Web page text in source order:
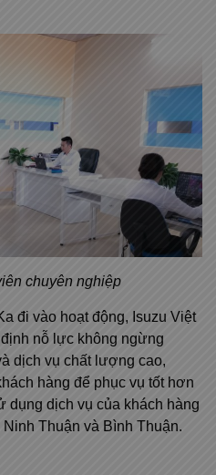
chuyên nghiệp
đi vào hoạt động, Isuzu Việt
nỗ lực không ngừng
dịch vụ chất lượng cao,
hàng để phục vụ tốt hơn
dụng dịch vụ của khách hàng
Thuận và Bình Thuận.